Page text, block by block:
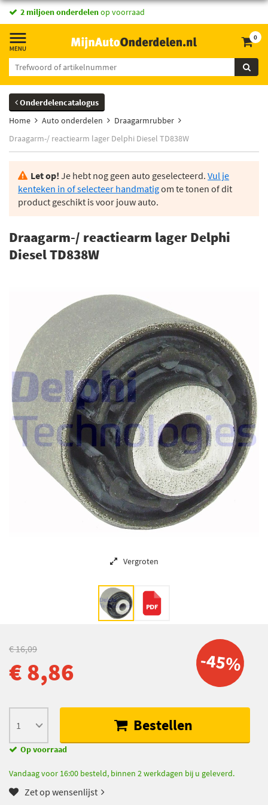
2 miljoen onderdelenop voorraad
0
Onderdelencatalogus
Home
Auto onderdelen
Draagarmrubber
Draagarm-/ reactiearm lager Delphi Diesel TD838W
Let op! Je hebt nog geen auto geselecteerd. Vul je
kenteken in of selecteer handmatigom te tonen of dit
product geschikt is voor jouw auto.
Draagarm-/ reactiearm lager Delphi
Diesel TD838W
Vergroten
-45%
€ 16,09
€ 8,86
Bestellen
Op voorraad
Vandaag voor 16:00 besteld, binnen 2 werkdagen bij u geleverd.
Zet op wensenlijst